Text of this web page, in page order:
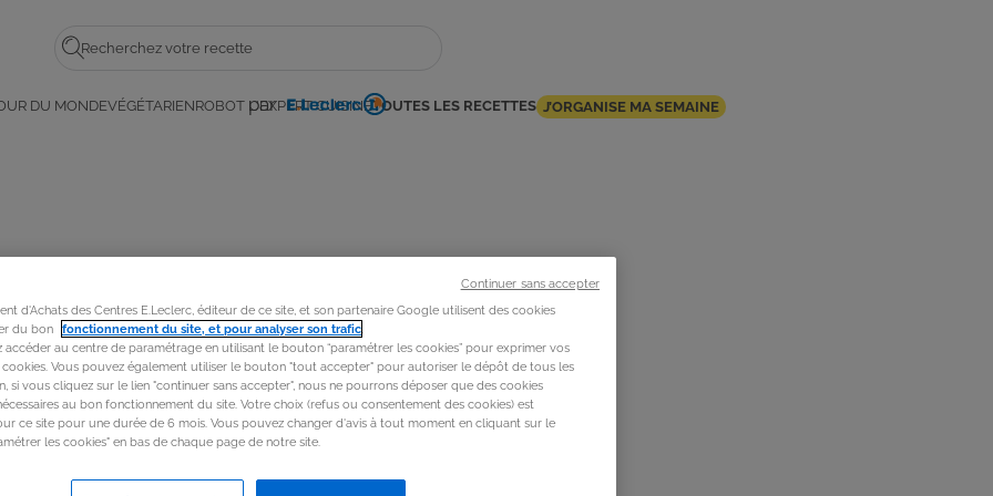
Rechercher
par
E.
DU MONDEVÉGÉTARIENROBOT L'EXPERT CUISINETOUTES LES RECETTES J’ORGANISE MA SEMAINE
d'Achats des Centres E.Leclerc, éditeur de ce site, et son partenaire Google utilisent des cookies
du bon fonctionnement du site, et pour analyser son trafic.
accéder au centre de paramétrage en utilisant le bouton “paramétrer les cookies” pour exprimer vos
cookies. Vous pouvez également utiliser le bouton "tout accepter" pour autoriser le dépôt de tous les
si vous cliquez sur le lien "continuer sans accepter", nous ne pourrons déposer que des cookies
au bon fonctionnement du site. Votre choix (refus ou consentement des cookies) est
ce site pour une durée de 6 mois. Vous pouvez changer d'avis à tout moment en cliquant sur le
les cookies" en bas de chaque page de notre site.
Continuer sans accepter